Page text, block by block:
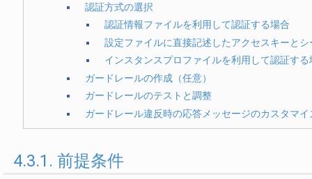
認証方式の選択
認証情報ファイルを利用して認証する場合
設定ファイルに直接記述したアクセスキーと
インスタンスプロファイルを利用して認証する
ガードレールの作成（任意）
ガードレールのテストと調整
ガードレール違反時の応答メッセージのカスタマイ
4.3.1. 前提条件